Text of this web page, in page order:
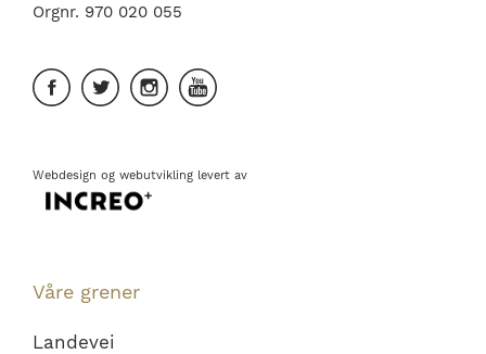
Orgnr. 970 020 055
Webdesign og webutvikling levert av
Våre grener
Landevei